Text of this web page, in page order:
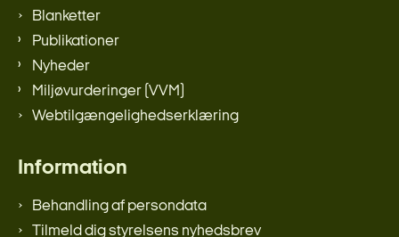
Blanketter
Publikationer
Nyheder
Miljøvurderinger (VVM)
Webtilgængelighedserklæring
Information
Behandling af persondata
Tilmeld dig styrelsens nyhedsbrev